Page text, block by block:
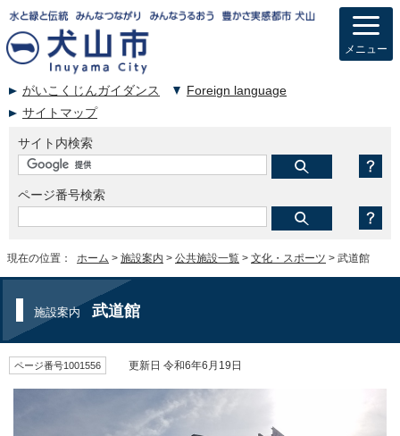
がいこくじんガイダンス
Foreign language
サイトマップ
サイト内検索
ページ番号検索
メニュー
現在の位置： ホーム > 施設案内 > 公共施設一覧 > 文化・スポーツ > 武道館
施設案内 武道館
ページ番号1001556 更新日 令和6年6月19日